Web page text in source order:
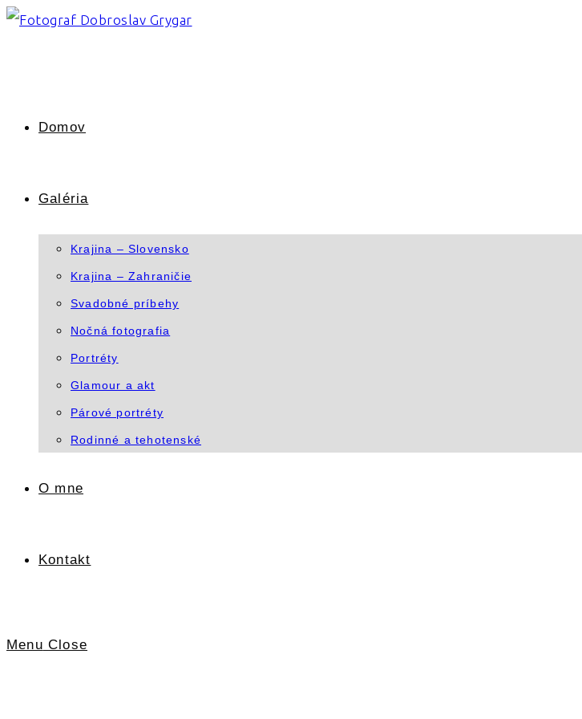
Skip
Domov
Galéria
Krajina – Slovensko
Krajina – Zahraničie
Svadobné príbehy
Nočná fotografia
Portréty
Glamour a akt
Párové portréty
Rodinné a tehotenské
O mne
Kontakt
Menu Close